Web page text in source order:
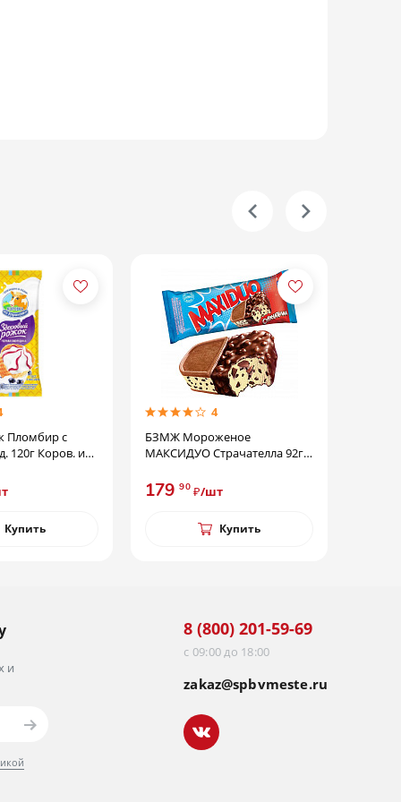
Страчателла 92г
шт
Купить
БЗМЖ Мороженое Эскимо
Российское Чист. лин. фольга
16990 ₽/шт
Купить
и
8 (800) 201-59-69
с 09:00 до 18:00
zakaz@spbvmeste.ru